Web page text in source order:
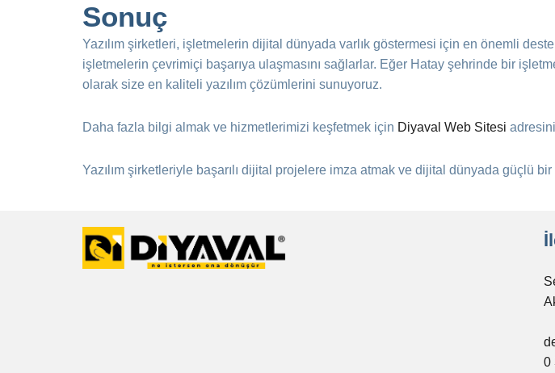
Sonuç
Yazılım şirketleri, işletmelerin dijital dünyada varlık göstermesi için en önemli
işletmelerin çevrimiçi başarıya ulaşmasını sağlarlar. Eğer Hatay şehrinde bir
olarak size en kaliteli yazılım çözümlerini sunuyoruz.
Daha fazla bilgi almak ve hizmetlerimizi keşfetmek için Diyaval Web Sitesi
Yazılım şirketleriyle başarılı dijital projelere imza atmak ve dijital dünyada güçlü bir
0